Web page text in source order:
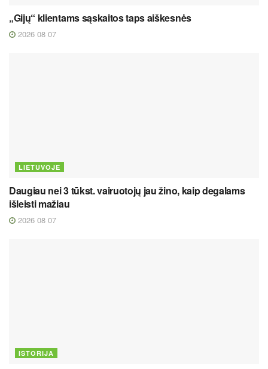
„Gijų“ klientams sąskaitos taps aiškesnės
2026 08 07
LIETUVOJE
Daugiau nei 3 tūkst. vairuotojų jau žino, kaip degalams
išleisti mažiau
2026 08 07
ISTORIJA